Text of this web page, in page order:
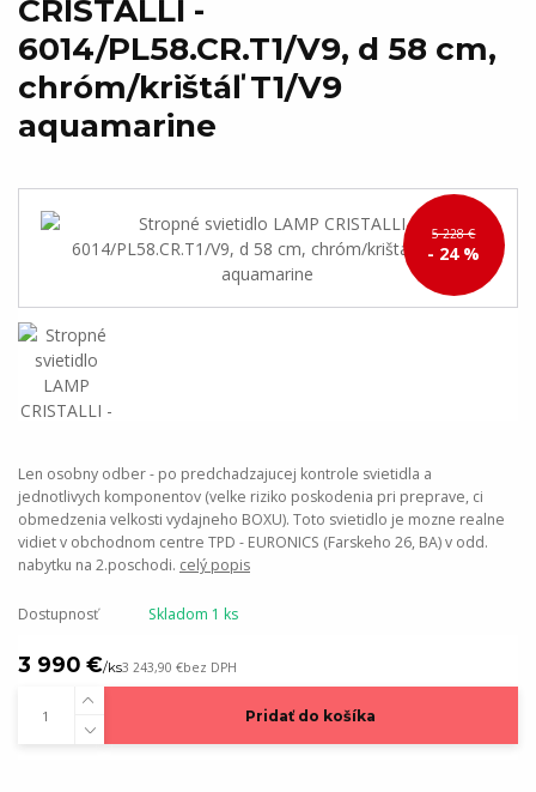
CRISTALLI -
6014/PL58.CR.T1/V9, d 58 cm,
chróm/krištáľ T1/V9
aquamarine
5 228 €
- 24 %
Len osobny odber - po predchadzajucej kontrole svietidla a
jednotlivych komponentov (velke riziko poskodenia pri preprave, ci
obmedzenia velkosti vydajneho BOXU). Toto svietidlo je mozne realne
vidiet v obchodnom centre TPD - EURONICS (Farskeho 26, BA) v odd.
nabytku na 2.poschodi. celý popis
Dostupnosť Skladom 1 ks
3 990 €/ks3 243,90 €bez DPH
Pridať do košíka